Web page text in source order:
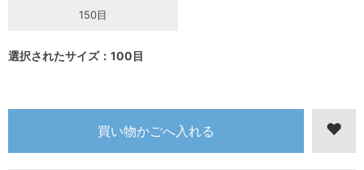
150目
選択されたサイズ：100目